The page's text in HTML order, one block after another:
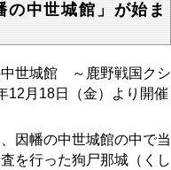
の中世城館」が始ま
世城館 ～鹿野戦国クシ
12月18日（金）より開催
因幡の中世城館の中で当
を行った狗尸那城（くし